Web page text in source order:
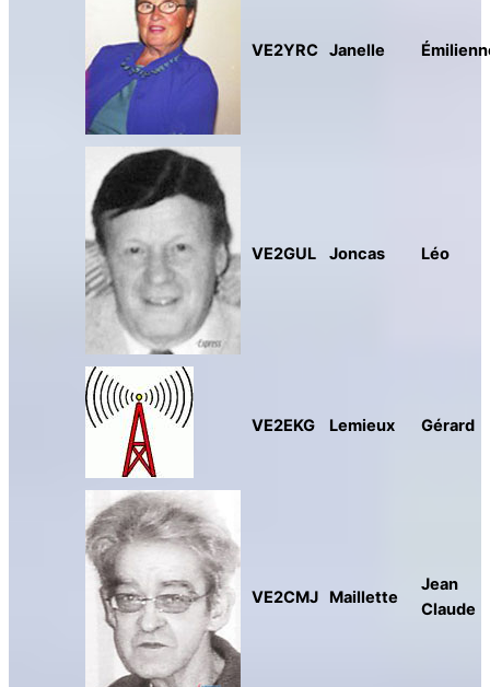
VE2YRC Janelle
VE2GUL Joncas Léo
VE2EKG Lemieux Gérard
VE2CMJ Maillette
Jean
Claude